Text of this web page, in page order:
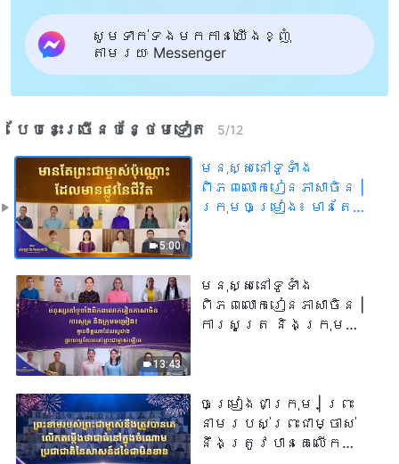
សូមទាក់ទងមកកាន់យើងខ្ញុំ
តាមរយៈ Messenger
បែបនេះ​ច្រើនបន្ថែម​ទៀត​ 5/12
5:00
មនុស្សនៅទូទាំង
ពិភពលោករៀនភាសាចិន |
ក្រុមចម្រៀង៖ មានតែ
២០២៦
13:43
មនុស្សនៅទូទាំង
ពិភពលោករៀនភាសាចិន |
ការសូត្រ និងក្រុម
សំឡេងនៃការសរសើរ
២០២៦
ចម្រៀងជាក្រុម | ព្រះ
នាមរបស់ព្រះជាម្ចាស់
នឹងត្រូវបានគេលើក